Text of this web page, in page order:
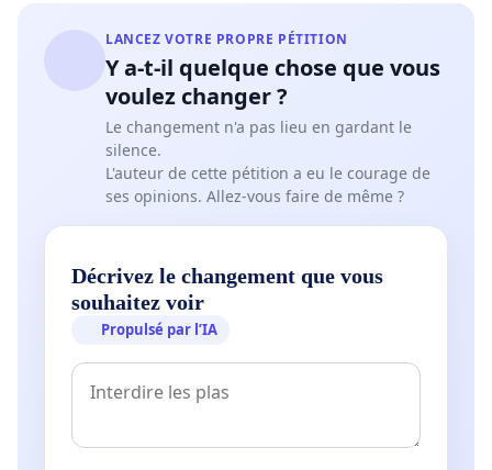
LANCEZ VOTRE PROPRE PÉTITION
Y a-t-il quelque chose que vous
voulez changer ?
Le changement n'a pas lieu en gardant le
silence.
L'auteur de cette pétition a eu le courage de
ses opinions. Allez-vous faire de même ?
Décrivez le changement que vous
souhaitez voir
Propulsé par l’IA